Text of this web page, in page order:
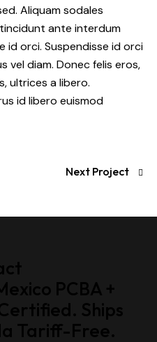
Aliquam sodales
ante interdum
orci. Suspendisse id orci
vel diam. Donec felis eros,
ultrices a libero.
id libero euismod
Next Project
PCBA +
Ships
Tariff-Free.